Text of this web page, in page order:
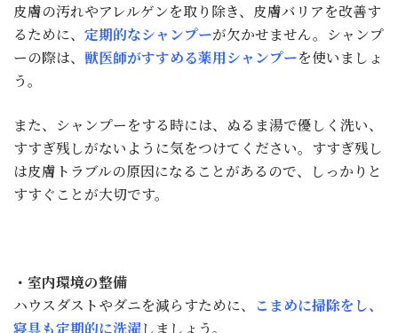
皮膚の汚れやアレルゲンを取り除き、皮膚バリアを改善す
るために、 定期的なシャンプーが欠かせません。シャンプ
ーの際は、 獣医師がすすめる薬用シャンプーを使いましょ
う。
また、シャンプーをする時には、ぬるま湯で優しく洗い、
すすぎ残しがないように気をつけて ください。すすぎ残し
は皮膚トラブルの原因になることがあるので、しっかりと
すすぐことが大切です。
・室内環境の整備
ハウスダストやダニを減らすために、
こまめに掃除をし、
寝具も定期的に洗濯しましょう。